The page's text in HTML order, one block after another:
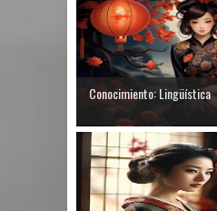
Conocimiento: Lingüística